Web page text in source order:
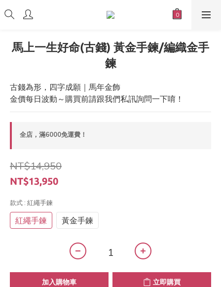
馬上一生好命(古錢) 黃金手鍊/編織金手
鍊
古錢為形，四字成願｜馬年金飾
金價每日波動～購買前請跟我們私訊詢問一下唷！
全店，滿6000免運費！
NT$14,950
NT$13,950
款式 : 紅繩手鍊
紅繩手鍊 黃金手鍊
加入購物車 立即購買